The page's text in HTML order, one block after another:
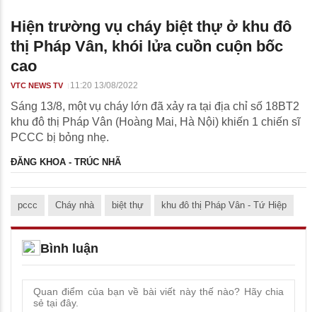
Hiện trường vụ cháy biệt thự ở khu đô
thị Pháp Vân, khói lửa cuồn cuộn bốc
cao
VTC NEWS TV 11:20 13/08/2022
Sáng 13/8, một vụ cháy lớn đã xảy ra tại địa chỉ số 18BT2
khu đô thị Pháp Vân (Hoàng Mai, Hà Nội) khiến 1 chiến sĩ
PCCC bị bỏng nhẹ.
ĐĂNG KHOA - TRÚC NHÃ
pccc Cháy nhà biệt thự khu đô thị Pháp Vân - Tứ Hiệp
Bình luận